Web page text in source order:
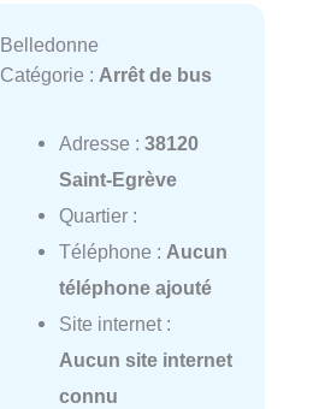
Belledonne
Catégorie : Arrêt de bus
Adresse : 38120
Saint-Egrève
Quartier :
Téléphone : Aucun
téléphone ajouté
Site internet :
Aucun site internet
connu